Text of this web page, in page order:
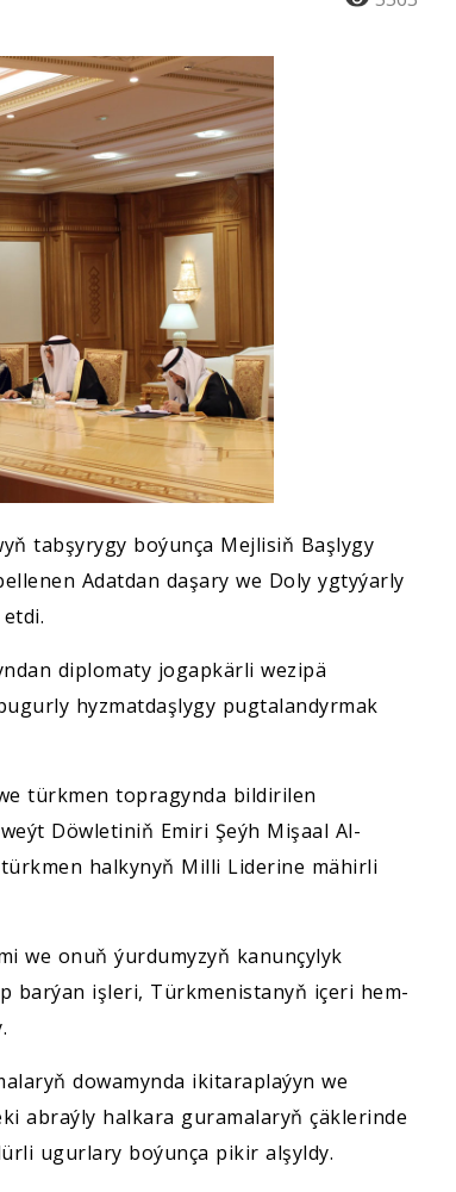
tabşyrygy boýunça Mejlisiň Başlygy
Adatdan daşary we Doly ygtyýarly
diplomaty jogapkärli wezipä
hyzmatdaşlygy pugtalandyrmak
türkmen topragynda bildirilen
Döwletiniň Emiri Şeýh Mişaal Al-
halkynyň Milli Liderine mähirli
we onuň ýurdumyzyň kanunçylyk
barýan işleri, Türkmenistanyň içeri hem-
dowamynda ikitaraplaýyn we
abraýly halkara guramalaryň çäklerinde
ugurlary boýunça pikir alşyldy.